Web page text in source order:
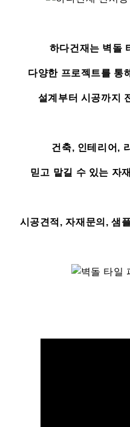
하다건재는 벽돌
다양한 프로젝트를 통
설계부터 시공까지
건축, 인테리어,
믿고 맡길 수 있는 자
시공견적, 자재문의, 샘